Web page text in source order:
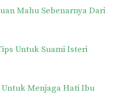
Mahu Sebenarnya Dari
Untuk Suami Isteri
Untuk Menjaga Hati Ibu